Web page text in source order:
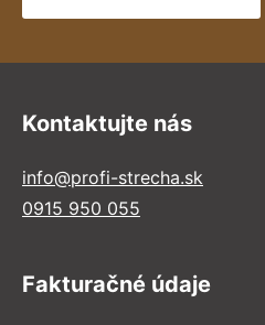
Kontaktujte nás
info@profi-strecha.sk
0915 950 055
Fakturačné údaje